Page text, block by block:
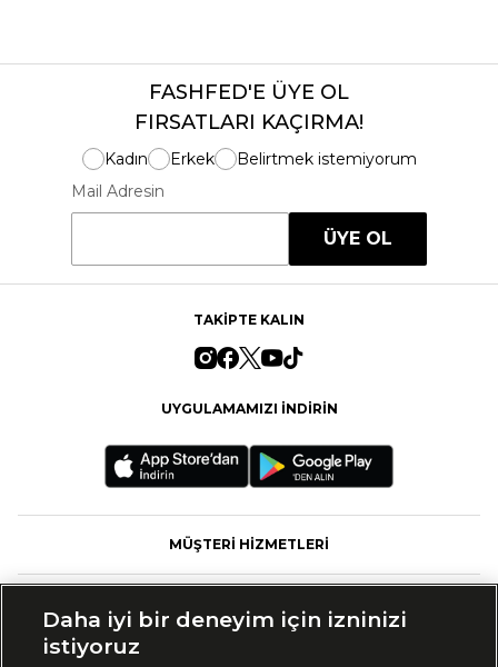
FASHFED'E ÜYE OL
FIRSATLARI KAÇIRMA!
Kadın Erkek
Belirtmek istemiyorum
Mail Adresin
ÜYE OL
TAKİPTE KALIN
UYGULAMAMIZI İNDİRİN
MÜŞTERİ HİZMETLERİ
Daha iyi bir deneyim için izninizi
istiyoruz